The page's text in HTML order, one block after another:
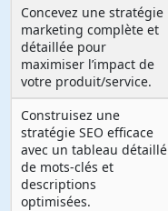
Concevez une stratégie
marketing complète et
détaillée pour
maximiser l’impact de
votre produit/service.
Construisez une
stratégie SEO efficace
avec un tableau détaillé
de mots-clés et
descriptions
optimisées.